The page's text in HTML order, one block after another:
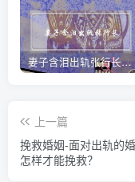
妻子含泪出轨张行长 她说全都是因为家中
上一篇
挽救婚姻-面对出轨的
怎样才能挽救？